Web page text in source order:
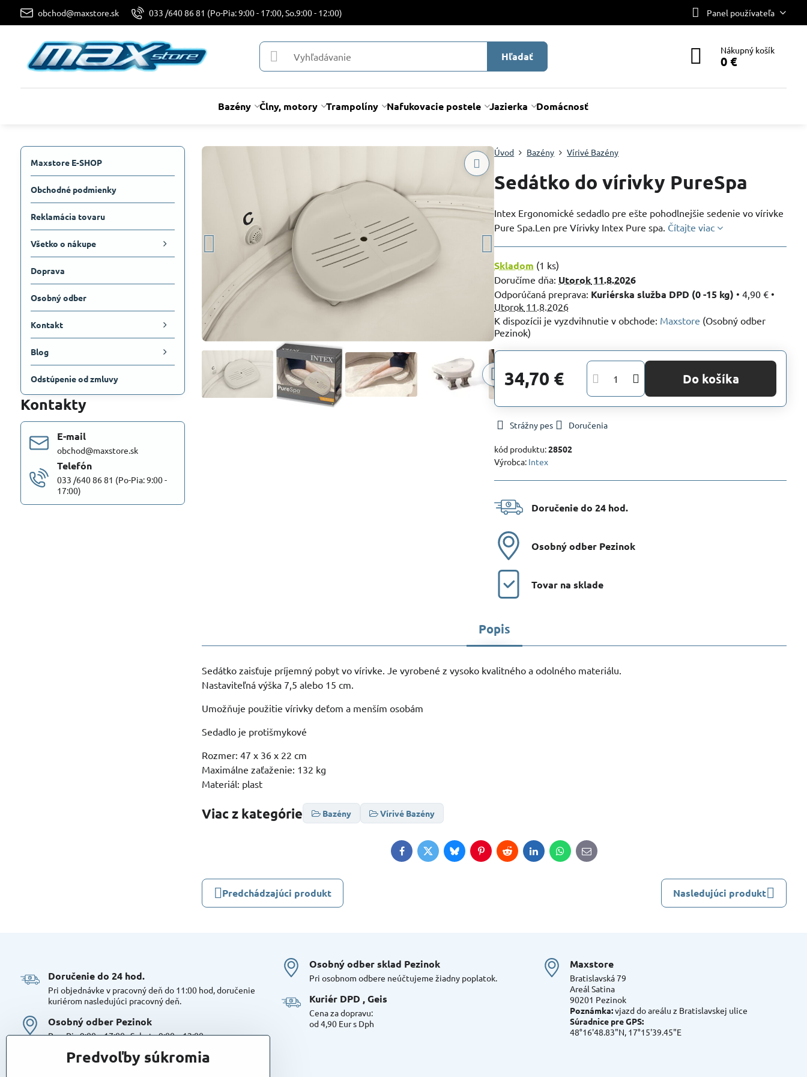
obchod@maxstore.sk 033 /640 86 81 (Po-Pia: 9:00 - 17:00, So.9:00 - 12:00) Panel používateľa
Hľadať Nákupný košík
0 €
Bazény Člny, motory Trampolíny Nafukovacie postele Jazierka Domácnosť
Úvod Bazény Vírivé Bazény
Sedátko do vírivky PureSpa
Intex Ergonomické sedadlo pre ešte pohodlnejšie sedenie vo vírivke
Pure Spa.Len pre Vírivky Intex Pure spa. Čítajte viac
Skladom (1 ks)
Doručíme dňa: Utorok 11.8.2026
Kuriérska služba DPD (0 -15 kg) •4,90 € •
Utorok 11.8.2026
Maxstore (Osobný odber
Pezinok)
34,70 € Do košíka
Strážny pes Doručenia
kód produktu:28502
Výrobca: Intex
Doručenie do 24 hod​.
Osobný odber Pezinok
Tovar na sklade
Popis
Sedátko zaisťuje príjemný pobyt vo vírivke. Je vyrobené z vysoko kvalitného a odolného materiálu.
Nastaviteľná výška 7,5 alebo 15 cm.
Umožňuje použitie vírivky deťom a menším osobám
Sedadlo je protišmykové
Rozmer: 47 x 36 x 22 cm
Maximálne zaťaženie: 132 kg
Materiál: plast
Viac z kategórie Bazény Vírivé Bazény
FacebookTwitterBlueskyPinterestRedditLinkedInWhatsApp
E-
mail
Predchádzajúci produkt Nasledujúci produkt
Maxstore E-SHOP
Obchodné podmienky
Reklamácia tovaru
Všetko o nákupe
Doprava
Osobný odber
Kontakt
Blog
Odstúpenie od zmluvy
Kontakty
E-mail
obchod@maxstore.sk
Telefón
033 /640 86 81 (Po-Pia: 9:00 -
17:00)
Doručenie do 24 hod​.
Pri objednávke v pracovný deň do 11:00 hod, doručenie
kuriérom nasledujúci pracovný deň.
Osobný odber Pezinok
Po – Pia 9:00 – 17:00 , Sobota 9:00 – 12:00
bezplatné parkovanie, možnosť doplniť objednávku alebo
dokúpiť tovar na mieste. Odborné poradenstvo
Osobný odber sklad Pezinok
Pri osobnom odbere neúčtujeme žiadny poplatok.
Kuriér DPD , Geis
Cena za dopravu:
od 4,90 Eur s Dph
Maxstore
Bratislavská 79
Areál Satina
90201 Pezinok
Poznámka:vjazd do areálu z Bratislavskej ulice
Súradnice pre GPS:
48°16'48.83"N, 17°15'39.45"E
Predvoľby súkromia